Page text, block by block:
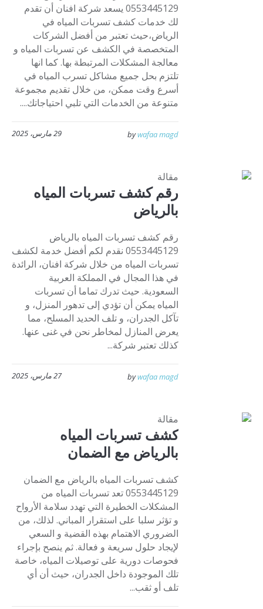
0553445129 يسعد شركة افنان أن تقدم
لك خدمات كشف تسربات المياه في
الرياض،حيث تعتبر من أفضل الشركات
المتخصصة في الكشف عن تسربات المياه و
معالجة المشكلات المرتبطة بها. كما انها
تلتزم بحل جميع مشاكل تسرب المياه في
أسرع وقت ممكن، من خلال تقديم مجموعة
متنوعة من الخدمات التي تلبي احتياجاتك....
29 مارس، 2025 bywafaa magd
مقالة
رقم كشف تسربات المياه
بالرياض
رقم كشف تسربات المياه بالرياض
0553445129 نقدم لكم أفضل خدمة لكشف
تسربات المياه من خلال شركة افنان، الرائدة
في هذا المجال في المملكة العربية
السعودية. حيث تدرك تماما أن تسربات
المياه يمكن أن تؤدي إلى تدهور المنزل، و
تآكل الجدران، و تلف الحديد المسلح، مما
يعرض المنازل لمخاطر نحن في غنى عنها.
كذلك تعتبر شركة...
27 مارس، 2025 bywafaa magd
مقالة
كشف تسربات المياه
بالرياض مع الضمان
كشف تسربات المياه بالرياض مع الضمان
0553445129 تعد تسربات المياه من
المشكلات الخطيرة التي تهدد سلامة الأرواح
و تؤثر سلبا على استقرار المباني. لذلك، من
الضروري الاهتمام بهذه القضية و السعي
لإيجاد حلول سريعة و فعالة. ثم ينصح بإجراء
فحوصات دورية على توصيلات المياه، خاصة
تلك الموجودة داخل الجدران، حيث أن أي
تلف أو ثقب...